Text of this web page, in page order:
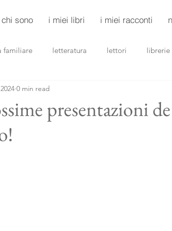
chi sono i miei libri i miei racconti
familiare letteratura lettori librerie
noir
presentazioni
0 min read